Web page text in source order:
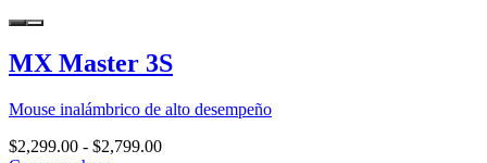
MX Master 3S
Mouse inalámbrico de alto desempeño
$2,299.00 - $2,799.00